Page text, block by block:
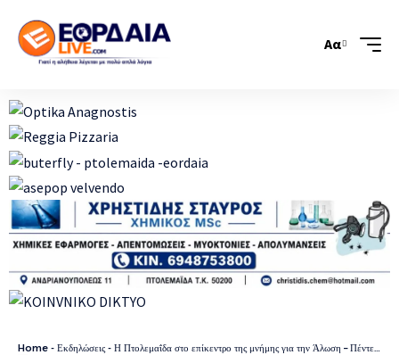
Αα
Home - Εκδηλώσεις - Η Πτολεμαΐδα στο επίκεντρο της μνήμης για την Άλωση – Πέντε χορωδίες συγκλόνισαν το κοινό στη μεγάλη βραδιά του Συλλόγου Μικρασιατών